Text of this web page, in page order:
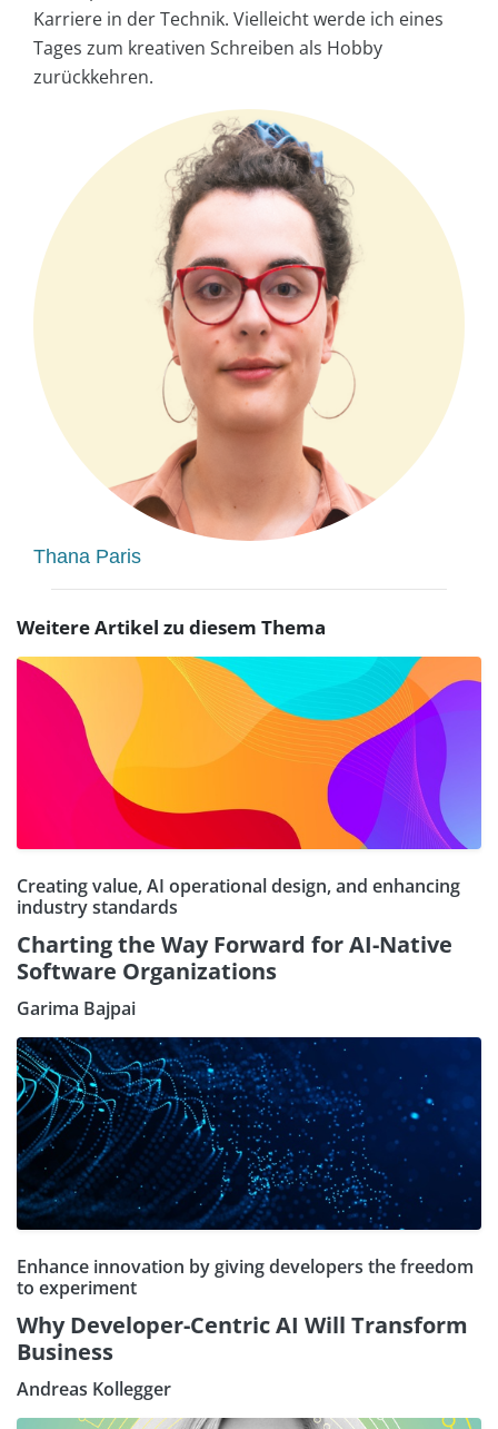
Karriere in der Technik. Vielleicht werde ich eines
Tages zum kreativen Schreiben als Hobby
zurückkehren.
Thana Paris
Weitere Artikel zu diesem Thema
Creating value, AI operational design, and enhancing
industry standards
Charting the Way Forward for AI-Native
Software Organizations
Garima Bajpai
Enhance innovation by giving developers the freedom
to experiment
Why Developer-Centric AI Will Transform
Business
Andreas Kollegger